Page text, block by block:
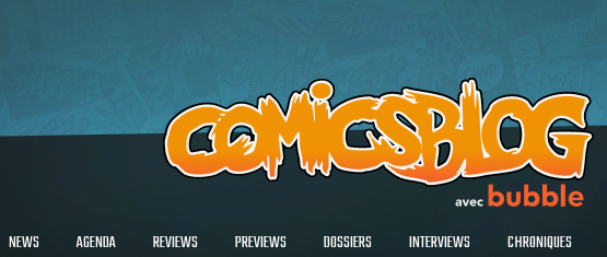
NEWS AGENDA REVIEWS PREVIEWS DOSSIERS INTERVIEWS CHRONIQUES